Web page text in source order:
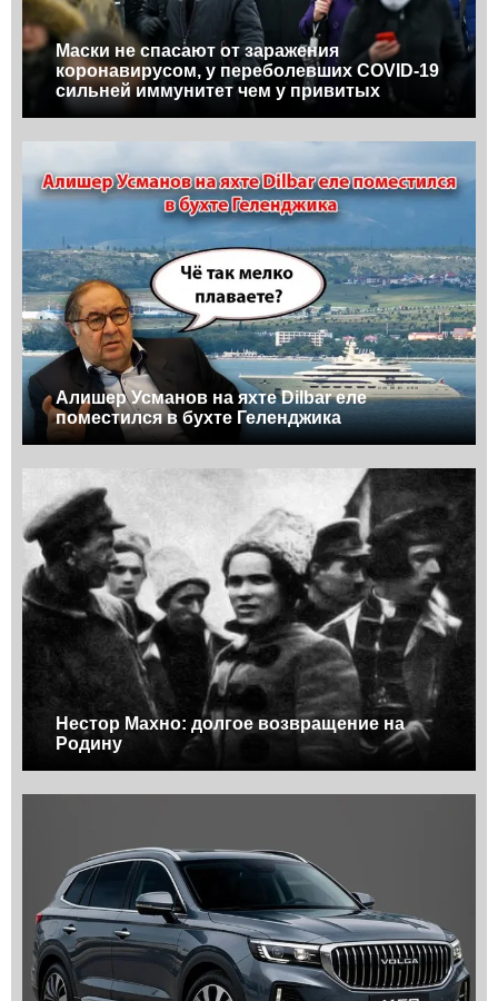
Маски не спасают от заражения
коронавирусом, у переболевших COVID-19
сильней иммунитет чем у привитых
Алишер Усманов на яхте Dilbar еле
поместился в бухте Геленджика
Нестор Махно: долгое возвращение на
Родину